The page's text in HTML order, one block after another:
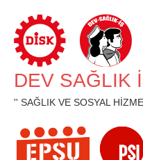
geç
DEV SAĞLIK
'' SAĞLIK VE SOSYAL